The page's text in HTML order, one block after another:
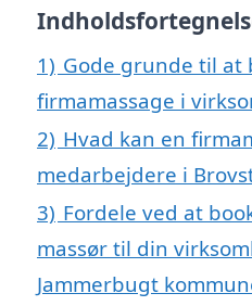
1) Gode grunde til at
firmamassage i
2) Hvad kan en
medarbejdere i
3) Fordele ved at
massør til din
Jammerbugt